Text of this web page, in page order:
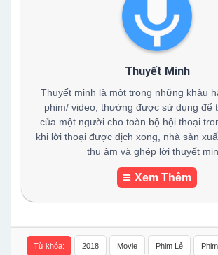
Thuyết Minh
Thuyết minh là một trong những khâu
phim/ video, thường được sử dụng để
của một người cho toàn bộ hội thoại
khi lời thoại được dịch xong, nhà sản
thu âm và ghép lời thuyết
Xem Thêm
Từ khóa: 2018 Movie Phim Lẻ